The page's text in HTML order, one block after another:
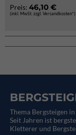
Preis: 46,10 €
(inkl. MwSt. zzgl. Versandkosten*)
Thema Bergsteigen
Seit Jahren ist
Kletterer und